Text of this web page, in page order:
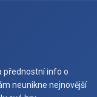
přednostní info o
neunikne nejnovější